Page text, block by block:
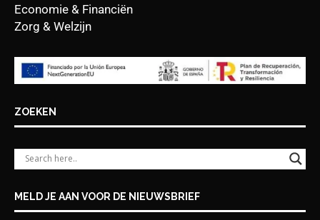
Economie & Financiën
Zorg & Welzijn
ZOEKEN
MELD JE AAN VOOR DE NIEUWSBRIEF